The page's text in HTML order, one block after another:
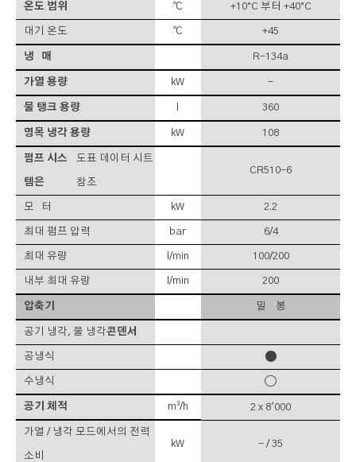
온도 범위
대기 온도
냉 매
가열 용량
물 탱크 용량
명목 냉각 용량
펌프 시스
템은
도표 데이터 시트
참조
모 터
최대 펌프 압력
최대 유량
내부 최대 유량
압축기
공기 냉각, 물 냉각콘덴서
공냉식
수냉식
공기 체적
가열 / 냉각 모드에서의 전력
소비
℃
℃
kW
kW
kW
bar
l/min
l/min
m³/h
kW
+10°C 부터 +40°C
+45
R-134a
-
360
108
CR510-6
2.2
6/4
100/200
200
밀 봉
●
○
2 x 8'000
- / 35